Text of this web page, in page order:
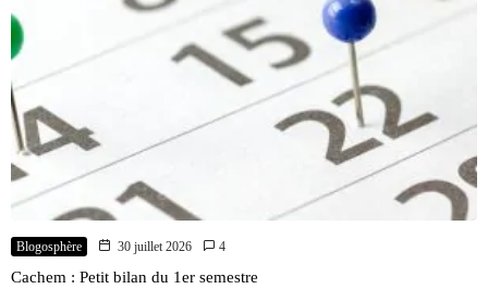
Blogosphère 30 juillet 2026 4
Cachem : Petit bilan du 1er semestre